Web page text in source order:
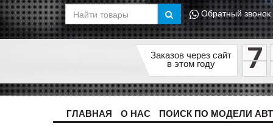
Обратный звонок
Заказов через сайт
в этом году 7
ГЛАВНАЯ О НАС ПОИСК ПО МОДЕЛИ